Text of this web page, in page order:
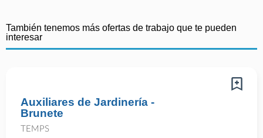
También tenemos más ofertas de trabajo que te pueden
interesar
Auxiliares de Jardinería -
Brunete
TEMPS